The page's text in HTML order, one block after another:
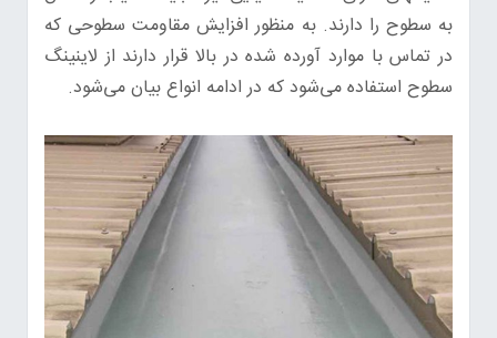
به سطوح را دارند. به منظور افزایش مقاومت سطوحی که
در تماس با موارد آورده شده در بالا قرار دارند از لاینینگ
سطوح استفاده می‌شود که در ادامه انواع بیان می‌شود.